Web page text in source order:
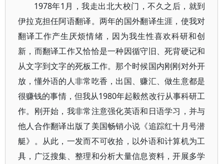
1978年1月，我走出北大校门，不久之后，就到
伊拉克担任阿语翻译。两年的国外翻译生涯，使我对
翻译工作产生厌烦情绪，因为我生性喜欢科研和创
新，而翻译工作又恰恰是一种因循守旧、死背硬记和
从文字到文字的死板工作。那个时候国内刚刚对外开
放，懂外语的人非常吃香，出国、赚汇、做生意都是
很赚钱的事情，但我从1980年起毅然改行从事科研工
作。刚开始，我非常注意强化英语和日语学习，并与
他人合作翻译出版了美国畅销小说《追踪红十月号潜
艇》。从此，一发而不可收拾，以外语和计算机为工
具，广泛搜集、整理和分析大量信息资料，开展多学